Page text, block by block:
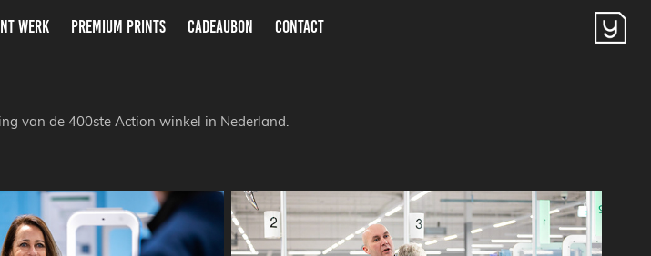
WERK PREMIUM PRINTS CADEAUBON CONTACT
van de 400ste Action winkel in Nederland.